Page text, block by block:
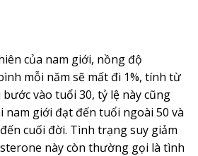
của nam giới, nồng độ
mỗi năm sẽ mất đi 1%, tính từ
vào tuổi 30, tỷ lệ này cũng
nam giới đạt đến tuổi ngoài 50 và
cuối đời. Tình trạng suy giảm
này còn thường gọi là tình